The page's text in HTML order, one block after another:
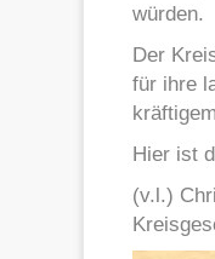
würden.
Der
für ihre
Hier ist
(v.l.)